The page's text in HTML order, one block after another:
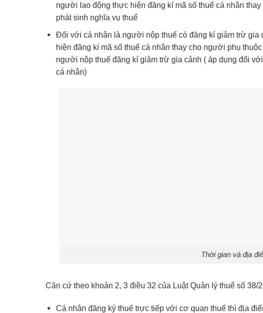
người lao động thực hiện đăng kí mã số thuế cá nhân
phát sinh nghĩa vụ thuế
Đối với cá nhân là người nộp thuế có đăng kí giảm trừ
hiện đăng kí mã số thuế cá nhân thay cho người phụ
người nộp thuế đăng kí giảm trừ gia cảnh ( áp dụng đối
cá nhân)
Thời gian và địa
Căn cứ theo khoản 2, 3 điều 32 của Luật Quản lý thuế số
Cá nhân đăng ký thuế trực tiếp với cơ quan thuế thì địa